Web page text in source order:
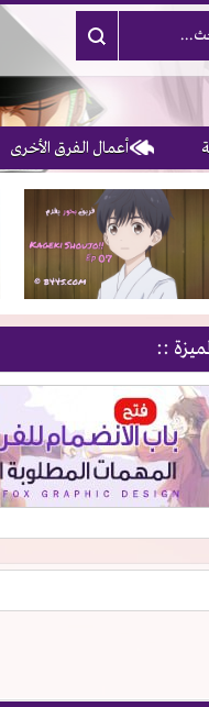
أعمال الفرق الأخرى
::